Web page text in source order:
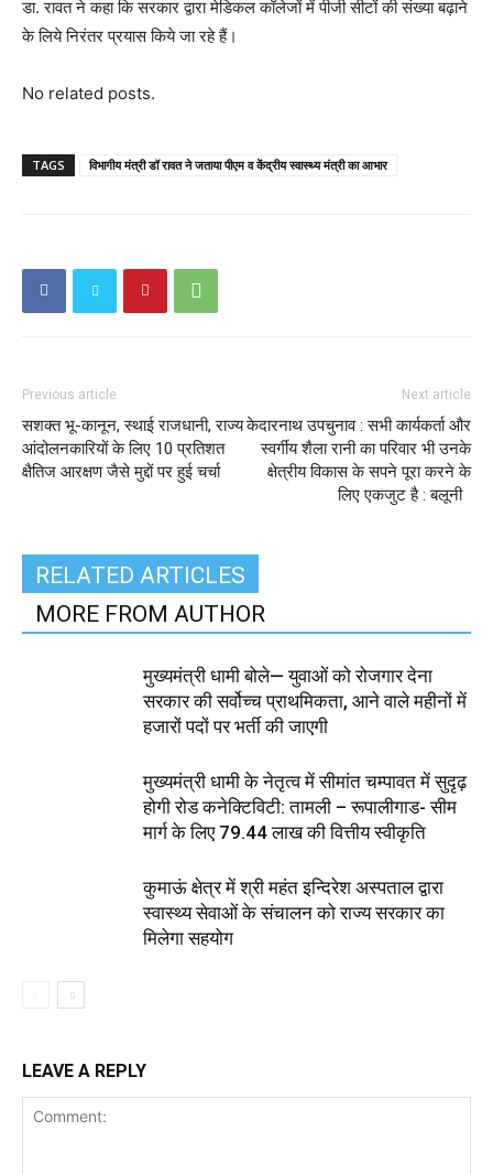
डा. रावत ने कहा कि सरकार द्वारा मेडिकल कॉलेजों में पीजी सीटों की संख्या बढ़ाने
के लिये निरंतर प्रयास किये जा रहे हैं।
No related posts.
TAGS विभागीय मंत्री डॉ रावत ने जताया पीएम व केंद्रीय स्वास्थ्य मंत्री का आभार
Previous article
सशक्त भू-कानून, स्थाई राजधानी, राज्य
आंदोलनकारियों के लिए 10 प्रतिशत
क्षैतिज आरक्षण जैसे मुद्दों पर हुई चर्चा
Next article
केदारनाथ उपचुनाव : सभी कार्यकर्ता और
स्वर्गीय शैला रानी का परिवार भी उनके
क्षेत्रीय विकास के सपने पूरा करने के
लिए एकजुट है : बलूनी
RELATED ARTICLES
MORE FROM AUTHOR
मुख्यमंत्री धामी बोले— युवाओं को रोजगार देना
सरकार की सर्वोच्च प्राथमिकता, आने वाले महीनों में
हजारों पदों पर भर्ती की जाएगी
मुख्यमंत्री धामी के नेतृत्व में सीमांत चम्पावत में सुदृढ़
होगी रोड कनेक्टिविटी: तामली – रूपालीगाड- सीम
मार्ग के लिए ₹79.44 लाख की वित्तीय स्वीकृति
कुमाऊं क्षेत्र में श्री महंत इन्दिरेश अस्पताल द्वारा
स्वास्थ्य सेवाओं के संचालन को राज्य सरकार का
मिलेगा सहयोग
LEAVE A REPLY